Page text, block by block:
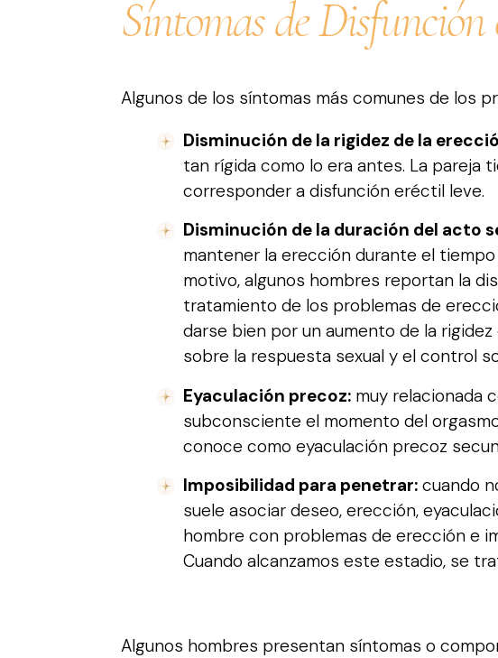
Síntomas de Disfunción
Algunos de los síntomas más comunes de los
Disminución de la rigidez de la
tan rígida como lo era antes. La pareja
corresponder a disfunción eréctil leve.
Disminución de la duración del acto
mantener la erección durante el
motivo, algunos hombres reportan la
tratamiento de los problemas de
darse bien por un aumento de la
sobre la respuesta sexual y el control
Eyaculación precoz:muy relacionada
subconsciente el momento del
conoce como eyaculación precoz
Imposibilidad para penetrar:cuando
suele asociar deseo, erección,
hombre con problemas de erección e
Cuando alcanzamos este estadio, se
Algunos hombres presentan síntomas o